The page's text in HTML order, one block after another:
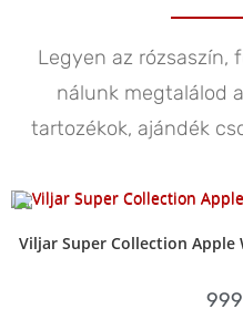
Legyen az rózsaszín,
nálunk megtalálod
tartozékok, ajándék
Viljar Super Collection Apple